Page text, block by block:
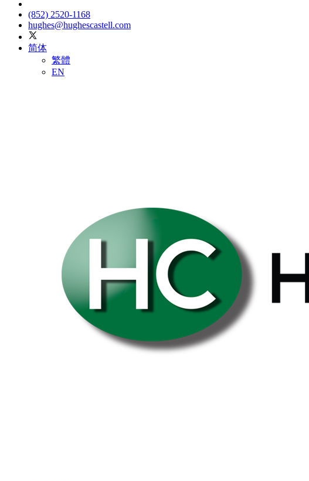
(852) 2520-1168
hughes@hughescastell.com
简体
繁體
EN